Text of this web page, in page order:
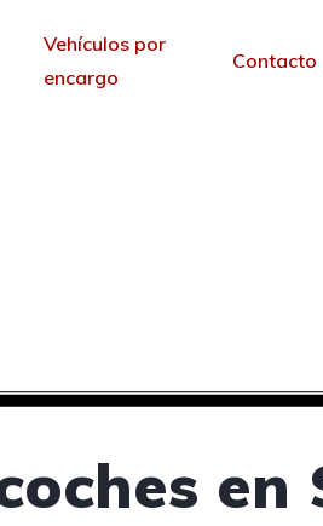
Vehículos por
encargo
Contacto
en